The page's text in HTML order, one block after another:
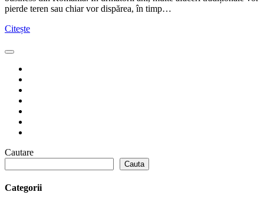
pierde teren sau chiar vor dispărea, în timp…
Citește
Cautare
Cauta
Categorii